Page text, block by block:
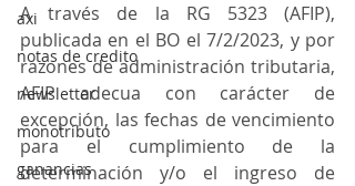
axi
notas de credito
newsletter
monotributo
ganancias
A través de la RG 5323 (AFIP),
publicada en el BO el 7/2/2023, y por
razones de administración tributaria,
AFIP adecua con carácter de
excepción, las fechas de vencimiento
para el cumplimiento de la
determinación y/o el ingreso de